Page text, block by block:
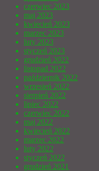
czerwiec 2023
maj 2023
kwiecień 2023
marzec 2023
luty 2023
styczeń 2023
grudzień 2022
listopad 2022
październik 2022
wrzesień 2022
sierpień 2022
lipiec 2022
czerwiec 2022
maj 2022
kwiecień 2022
marzec 2022
luty 2022
styczeń 2022
grudzień 2021